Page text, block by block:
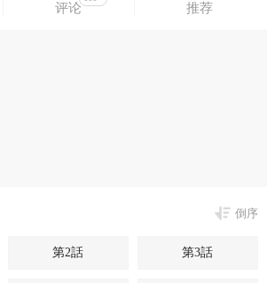
评论 推荐
倒序
第2話 第3話